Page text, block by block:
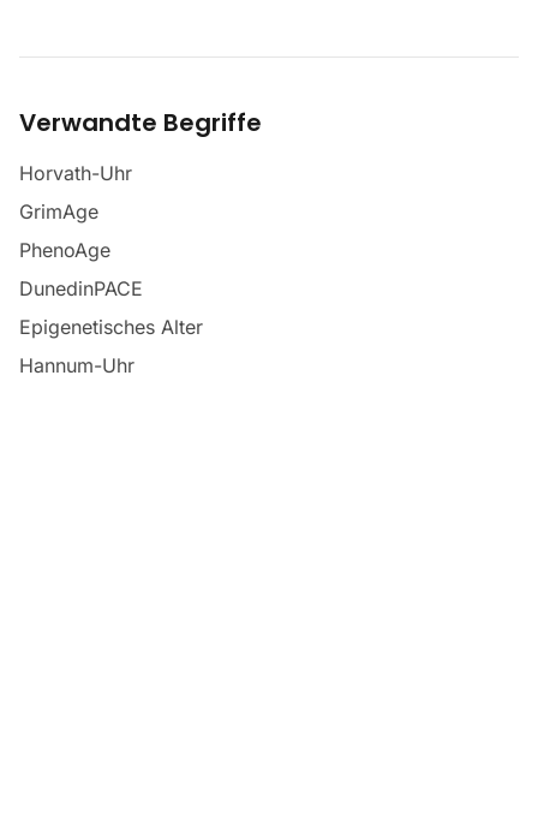
Verwandte Begriffe
Horvath-Uhr
GrimAge
PhenoAge
DunedinPACE
Epigenetisches Alter
Hannum-Uhr